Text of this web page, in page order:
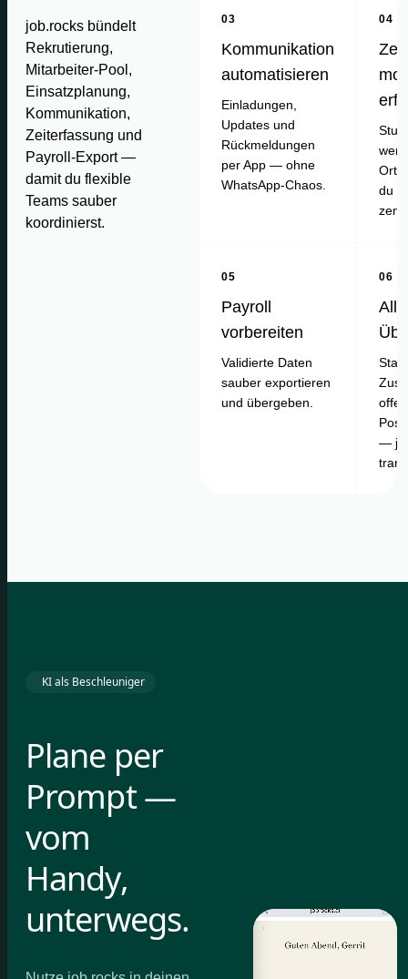
job.rocks bündelt
Rekrutierung,
Mitarbeiter-Pool,
Einsatzplanung,
Kommunikation,
Zeiterfassung und
Payroll-Export —
damit du flexible
Teams sauber
koordinierst.
03
Kommunikation
automatisieren
Einladungen,
Updates und
Rückmeldungen
per App — ohne
WhatsApp-Chaos.
04
Ort
du
05
Payroll
vorbereiten
Validierte Daten
sauber exportieren
und übergeben.
06
—
KI als Beschleuniger
Plane per
Prompt —
vom
Handy,
unterwegs.